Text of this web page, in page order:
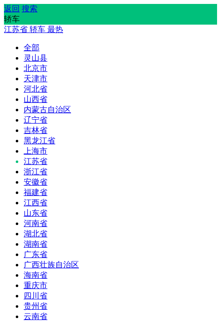
返回 搜索
轿车
江苏省 轿车 最热
全部
灵山县
北京市
天津市
河北省
山西省
内蒙古自治区
辽宁省
吉林省
黑龙江省
上海市
江苏省
浙江省
安徽省
福建省
江西省
山东省
河南省
湖北省
湖南省
广东省
广西壮族自治区
海南省
重庆市
四川省
贵州省
云南省